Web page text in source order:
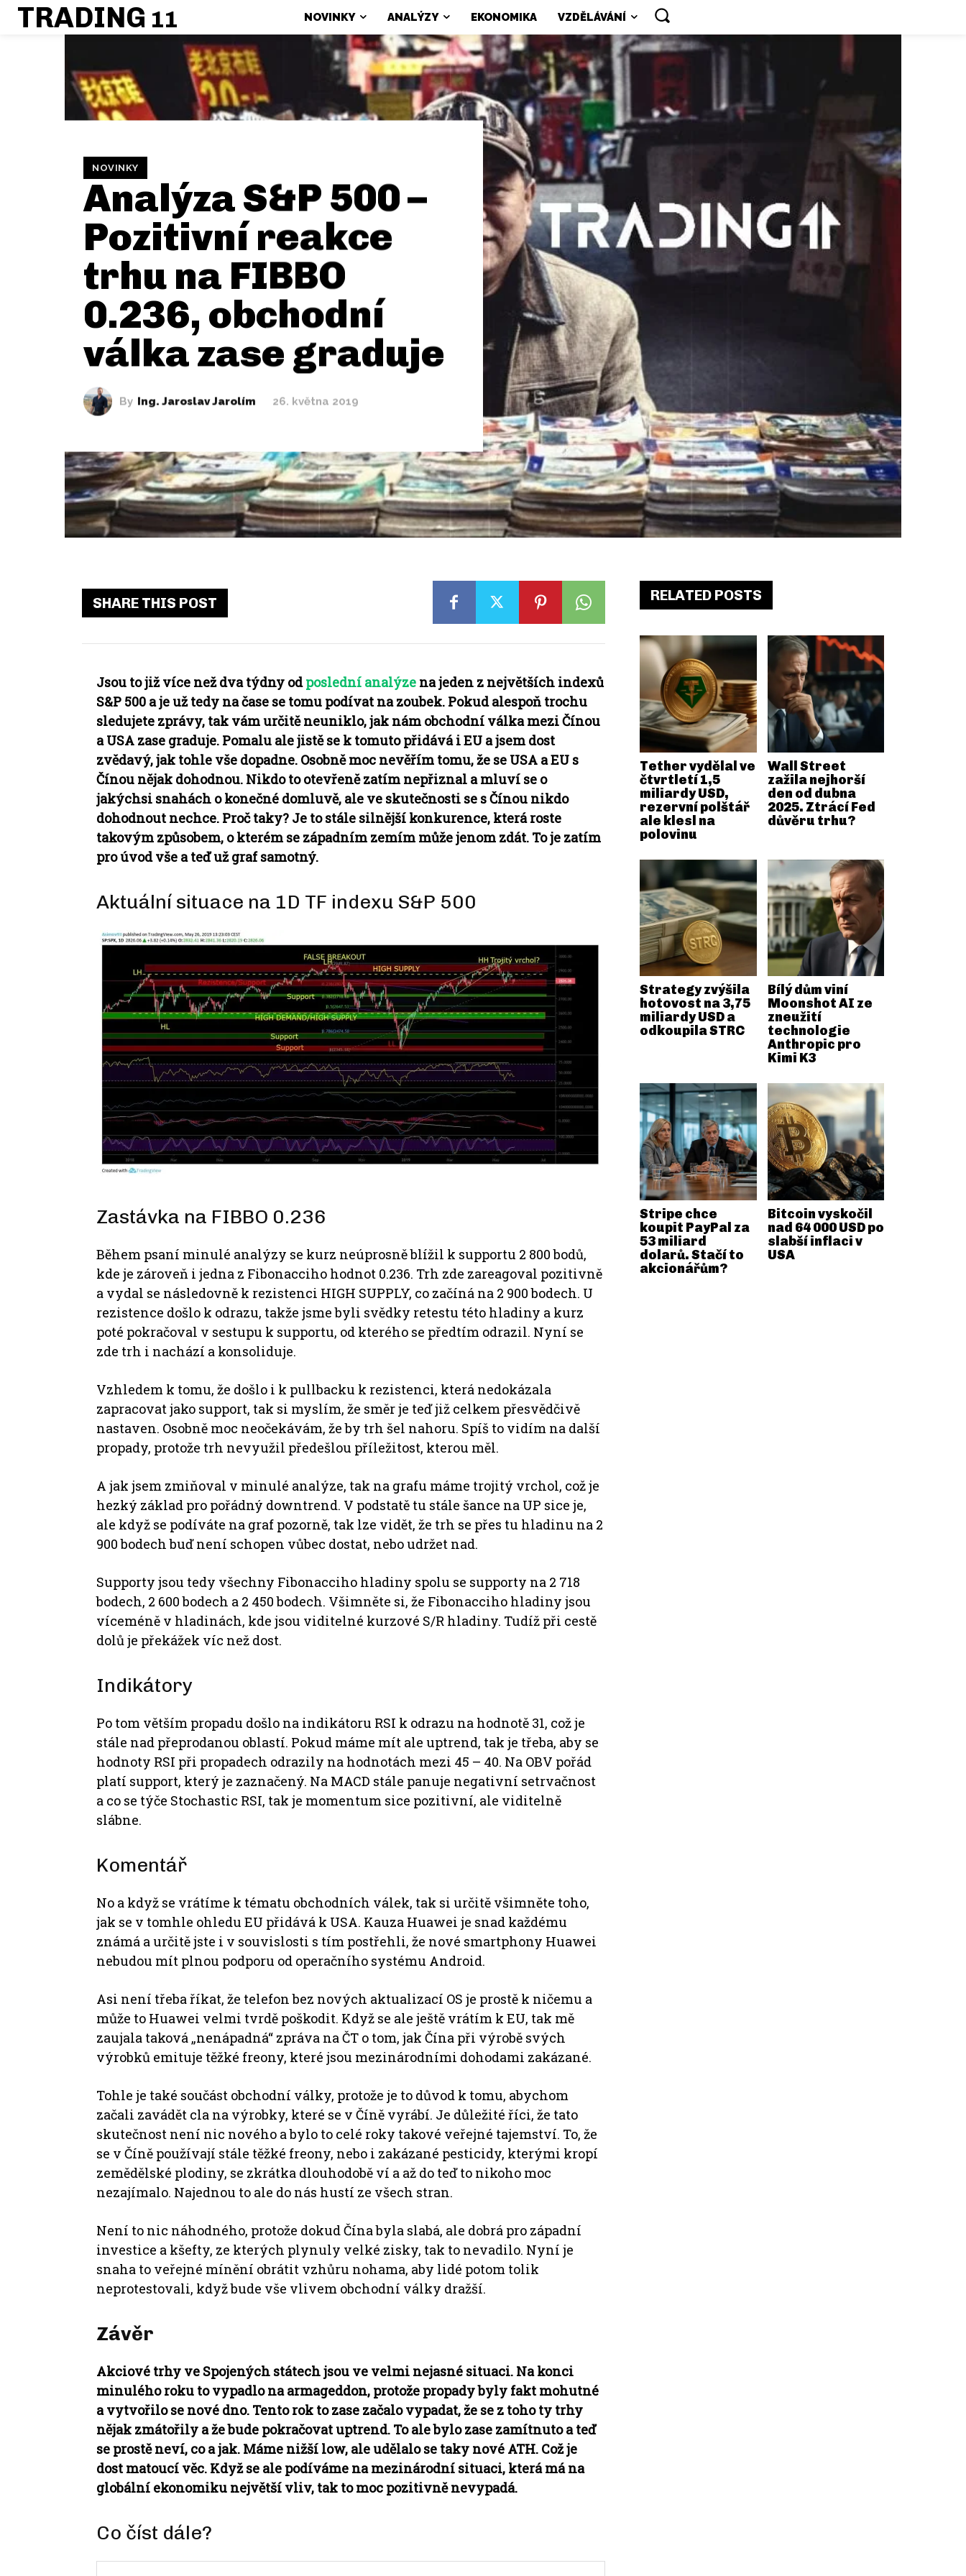
TRADING 11 NOVINKY ANALÝZY EKONOMIKA VZDĚLÁVÁNÍ
NOVINKY
Analýza S&P 500 –
Pozitivní reakce
trhu na FIBBO
0.236, obchodní
válka zase graduje
By Ing. Jaroslav Jarolím 26. května 2019
SHARE THIS POST
Jsou to již více než dva týdny odposlední analýze na jeden z největších indexů
S&P 500 a je už tedy na čase se tomu podívat na zoubek. Pokud alespoň trochu
sledujete zprávy, tak vám určitě neuniklo, jak nám obchodní válka mezi Čínou
a USA zase graduje. Pomalu ale jistě se k tomuto přidává i EU a jsem dost
zvědavý, jak tohle vše dopadne. Osobně moc nevěřím tomu, že se USA a EU s
Čínou nějak dohodnou. Nikdo to otevřeně zatím nepřiznal a mluví se o
jakýchsi snahách o konečné domluvě, ale ve skutečnosti se s Čínou nikdo
dohodnout nechce. Proč taky? Je to stále silnější konkurence, která roste
takovým způsobem, o kterém se západním zemím může jenom zdát. To je zatím
pro úvod vše a teď už graf samotný.
Aktuální situace na 1D TF indexu S&P 500
Zastávka na FIBBO 0.236
Během psaní minulé analýzy se kurz neúprosně blížil k supportu 2 800 bodů,
kde je zároveň i jedna z Fibonacciho hodnot 0.236. Trh zde zareagoval pozitivně
a vydal se následovně k rezistenci HIGH SUPPLY, co začíná na 2 900 bodech. U
rezistence došlo k odrazu, takže jsme byli svědky retestu této hladiny a kurz
poté pokračoval v sestupu k supportu, od kterého se předtím odrazil. Nyní se
zde trh i nachází a konsoliduje.
Vzhledem k tomu, že došlo i k pullbacku k rezistenci, která nedokázala
zapracovat jako support, tak si myslím, že směr je teď již celkem přesvědčivě
nastaven. Osobně moc neočekávám, že by trh šel nahoru. Spíš to vidím na další
propady, protože trh nevyužil předešlou příležitost, kterou měl.
A jak jsem zmiňoval v minulé analýze, tak na grafu máme trojitý vrchol, což je
hezký základ pro pořádný downtrend. V podstatě tu stále šance na UP sice je,
ale když se podíváte na graf pozorně, tak lze vidět, že trh se přes tu hladinu na 2
900 bodech buď není schopen vůbec dostat, nebo udržet nad.
Supporty jsou tedy všechny Fibonacciho hladiny spolu se supporty na 2 718
bodech, 2 600 bodech a 2 450 bodech. Všimněte si, že Fibonacciho hladiny jsou
víceméně v hladinách, kde jsou viditelné kurzové S/R hladiny. Tudíž při cestě
dolů je překážek víc než dost.
Indikátory
Po tom větším propadu došlo na indikátoru RSI k odrazu na hodnotě 31, což je
stále nad přeprodanou oblastí. Pokud máme mít ale uptrend, tak je třeba, aby se
hodnoty RSI při propadech odrazily na hodnotách mezi 45 – 40. Na OBV pořád
platí support, který je zaznačený. Na MACD stále panuje negativní setrvačnost
a co se týče Stochastic RSI, tak je momentum sice pozitivní, ale viditelně
slábne.
Komentář
No a když se vrátíme k tématu obchodních válek, tak si určitě všimněte toho,
jak se v tomhle ohledu EU přidává k USA. Kauza Huawei je snad každému
známá a určitě jste i v souvislosti s tím postřehli, že nové smartphony Huawei
nebudou mít plnou podporu od operačního systému Android.
Asi není třeba říkat, že telefon bez nových aktualizací OS je prostě k ničemu a
může to Huawei velmi tvrdě poškodit. Když se ale ještě vrátím k EU, tak mě
zaujala taková „nenápadná“ zpráva na ČT o tom, jak Čína při výrobě svých
výrobků emituje těžké freony, které jsou mezinárodními dohodami zakázané.
Tohle je také součást obchodní války, protože je to důvod k tomu, abychom
začali zavádět cla na výrobky, které se v Číně vyrábí. Je důležité říci, že tato
skutečnost není nic nového a bylo to celé roky takové veřejné tajemství. To, že
se v Číně používají stále těžké freony, nebo i zakázané pesticidy, kterými kropí
zemědělské plodiny, se zkrátka dlouhodobě ví a až do teď to nikoho moc
nezajímalo. Najednou to ale do nás hustí ze všech stran.
Není to nic náhodného, protože dokud Čína byla slabá, ale dobrá pro západní
investice a kšefty, ze kterých plynuly velké zisky, tak to nevadilo. Nyní je
snaha to veřejné mínění obrátit vzhůru nohama, aby lidé potom tolik
neprotestovali, když bude vše vlivem obchodní války dražší.
Závěr
Akciové trhy ve Spojených státech jsou ve velmi nejasné situaci. Na konci
minulého roku to vypadlo na armageddon, protože propady byly fakt mohutné
a vytvořilo se nové dno. Tento rok to zase začalo vypadat, že se z toho ty trhy
nějak zmátořily a že bude pokračovat uptrend. To ale bylo zase zamítnuto a teď
se prostě neví, co a jak. Máme nižší low, ale udělalo se taky nové ATH. Což je
dost matoucí věc. Když se ale podíváme na mezinárodní situaci, která má na
globální ekonomiku největší vliv, tak to moc pozitivně nevypadá.
Co číst dále?
RELATED POSTS
Tether vydělal ve
čtvrtletí 1,5
miliardy USD,
rezervní polštář
ale klesl na
polovinu
Wall Street
zažila nejhorší
den od dubna
2025. Ztrácí Fed
důvěru trhu?
Strategy zvýšila
hotovost na 3,75
miliardy USD a
odkoupila STRC
Bílý dům viní
Moonshot AI ze
zneužití
technologie
Anthropic pro
Kimi K3
Stripe chce
koupit PayPal za
53 miliard
dolarů. Stačí to
akcionářům?
Bitcoin vyskočil
nad 64 000 USD po
slabší inflaci v
USA